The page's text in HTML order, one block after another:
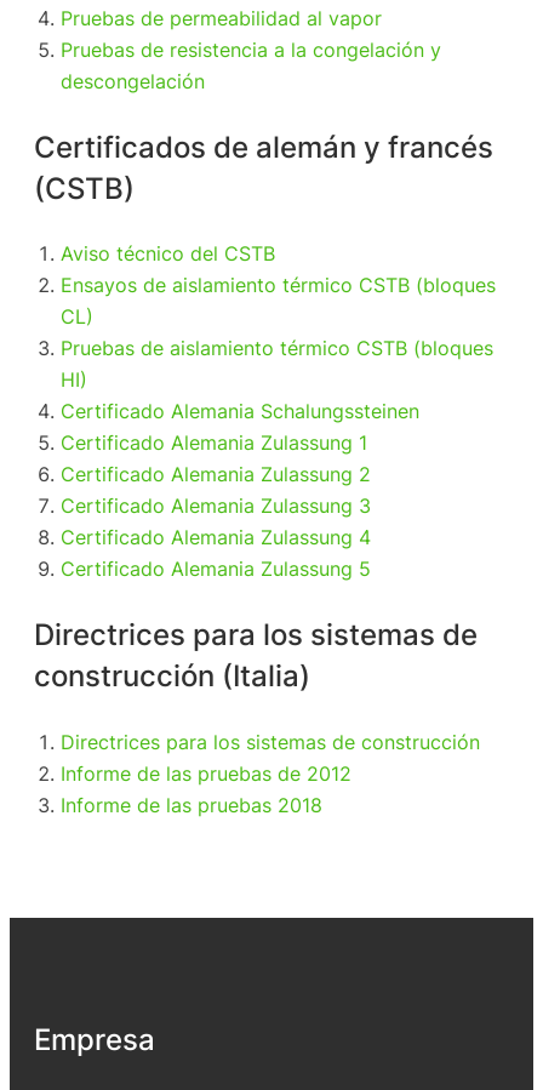
Pruebas de permeabilidad al vapor
Pruebas de resistencia a la congelación y
descongelación
Certificados de alemán y francés
(CSTB)
Aviso técnico del CSTB
Ensayos de aislamiento térmico CSTB (bloques
CL)
Pruebas de aislamiento térmico CSTB (bloques
HI)
Certificado Alemania Schalungssteinen
Certificado Alemania Zulassung 1
Certificado Alemania Zulassung 2
Certificado Alemania Zulassung 3
Certificado Alemania Zulassung 4
Certificado Alemania Zulassung 5
Directrices para los sistemas de
construcción (Italia)
Directrices para los sistemas de construcción
Informe de las pruebas de 2012
Informe de las pruebas 2018
Empresa